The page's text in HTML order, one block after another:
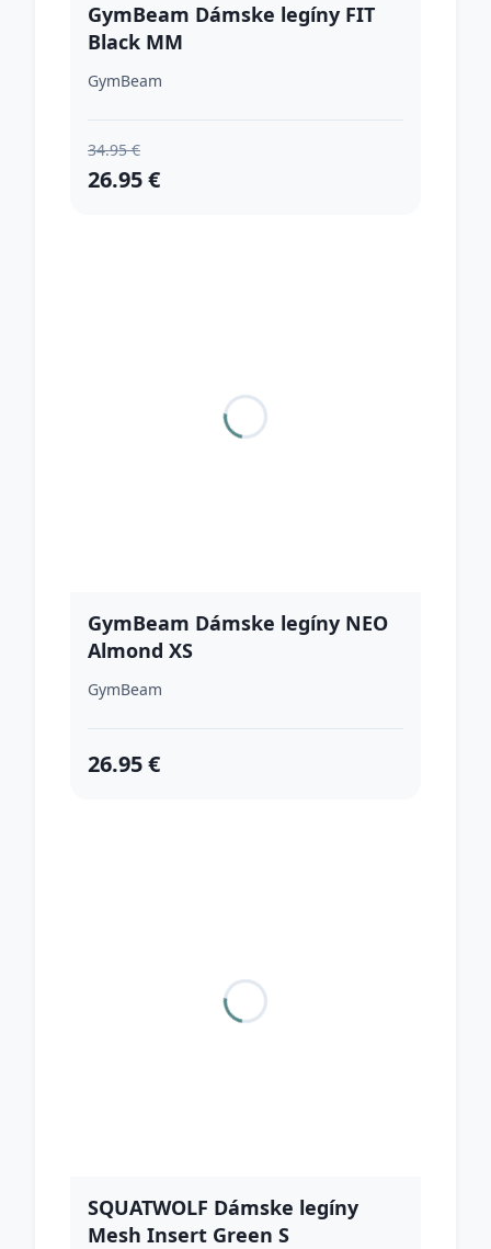
GymBeam Dámske legíny FIT
Black MM
GymBeam
34.95 €
26.95 €
GymBeam Dámske legíny NEO
Almond XS
GymBeam
26.95 €
SQUATWOLF Dámske legíny
Mesh Insert Green S